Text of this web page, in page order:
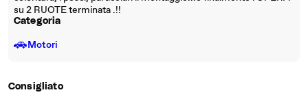
su 2 RUOTE terminata .!!
Categoria
🚗Motori
Consigliato